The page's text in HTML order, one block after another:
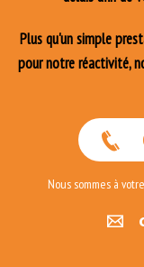
Plus qu'un simple
pour notre réactivité,
Nous sommes à